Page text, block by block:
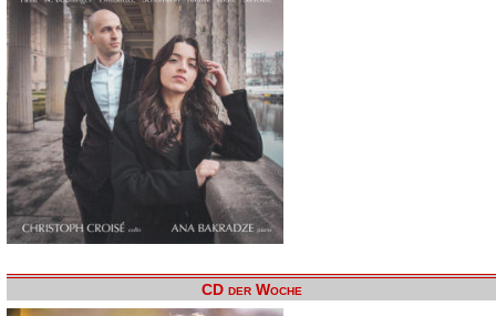
CD der Woche